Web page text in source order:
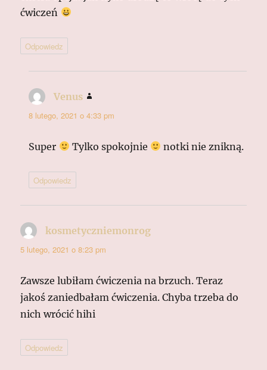
ćwiczeń
Odpowiedz
Venus
8 lutego, 2021 o 4:33 pm
Super Tylko spokojnie notki nie znikną.
Odpowiedz
kosmetyczniemonrog
5 lutego, 2021 o 8:23 pm
Zawsze lubiłam ćwiczenia na brzuch. Teraz
jakoś zaniedbałam ćwiczenia. Chyba trzeba do
nich wrócić hihi
Odpowiedz